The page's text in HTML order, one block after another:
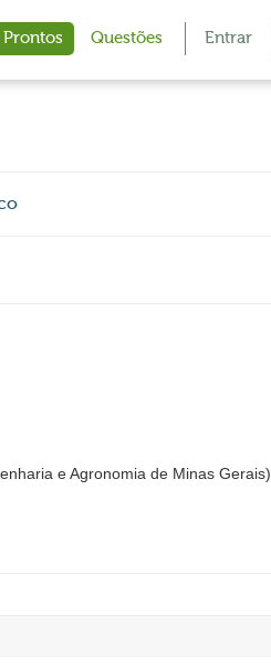
Questões Entrar
e Agronomia de Minas Gerais)